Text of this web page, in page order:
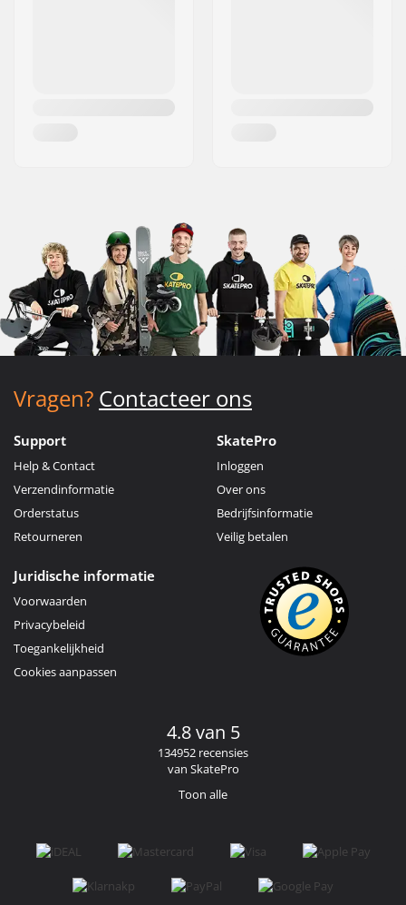
Vragen? Contacteer ons
Support
Help & Contact
Verzendinformatie
Orderstatus
Retourneren
SkatePro
Inloggen
Over ons
Bedrijfsinformatie
Veilig betalen
Juridische informatie
Voorwaarden
Privacybeleid
Toegankelijkheid
Cookies aanpassen
4.8 van 5
134952 recensies
van SkatePro
Toon alle